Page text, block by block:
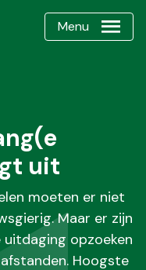
Menu
uit
moeten er niet
Maar er zijn
opzoeken
Hoogste